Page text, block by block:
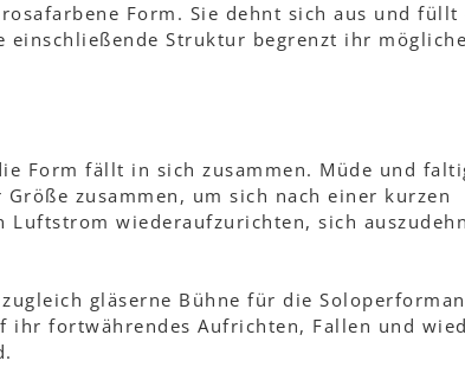
Form. Sie dehnt sich aus und füllt
einschließende Struktur begrenzt ihr
Form fällt in sich zusammen. Müde und
zusammen, um sich nach einer kurzen
Luftstrom wiederaufzurichten, sich
gläserne Bühne für die
ihr fortwährendes Aufrichten, Fallen und